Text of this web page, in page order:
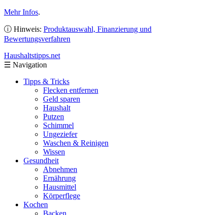
Mehr Infos.
ⓘ Hinweis: Produktauswahl, Finanzierung und
Bewertungsverfahren
Haushaltstipps.net
☰ Navigation
Tipps & Tricks
Flecken entfernen
Geld sparen
Haushalt
Putzen
Schimmel
Ungeziefer
Waschen & Reinigen
Wissen
Gesundheit
Abnehmen
Ernährung
Hausmittel
Körperflege
Kochen
Backen